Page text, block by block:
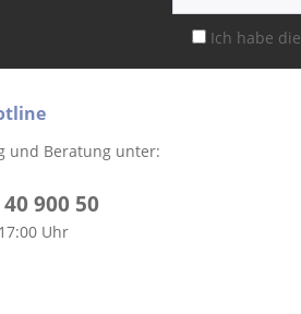
und Beratung unter:
900 50
Uhr
Ich habe die